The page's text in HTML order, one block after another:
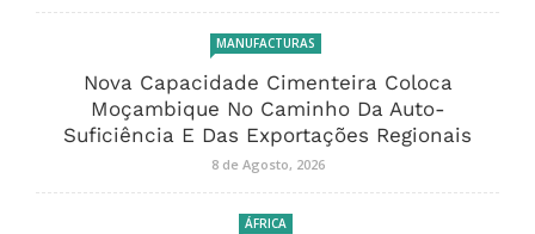
MANUFACTURAS
Nova Capacidade Cimenteira Coloca
Moçambique No Caminho Da Auto-
Suficiência E Das Exportações Regionais
8 de Agosto, 2026
ÁFRICA